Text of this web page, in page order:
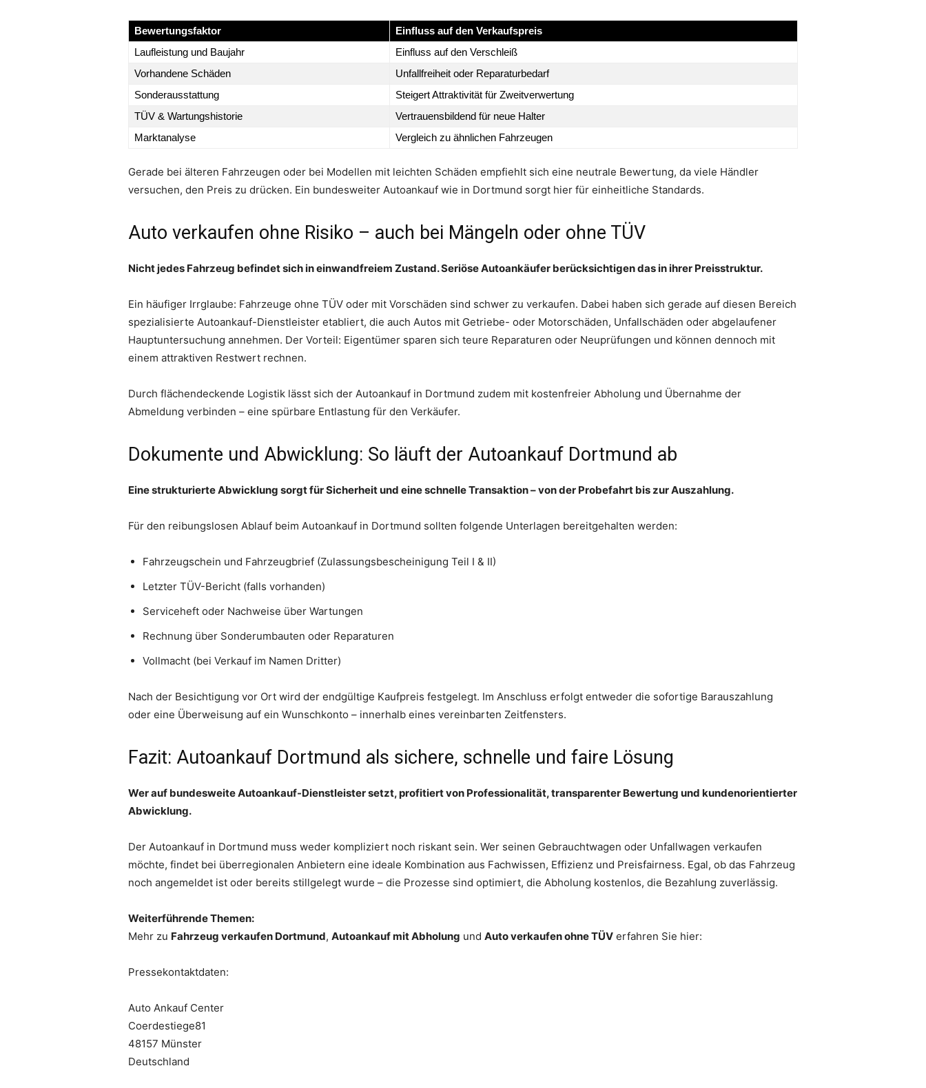
Bewertungsfaktor
Einfluss auf den Verkaufspreis
Laufleistung und Baujahr
Einfluss auf den Verschleiß
Vorhandene Schäden
Unfallfreiheit oder Reparaturbedarf
Sonderausstattung
Steigert Attraktivität für Zweitverwertung
TÜV & Wartungshistorie
Vertrauensbildend für neue Halter
Marktanalyse
Vergleich zu ähnlichen Fahrzeugen
Gerade bei älteren Fahrzeugen oder bei Modellen mit leichten Schäden empfiehlt sich eine neutrale Bewertung, da viele Händler
versuchen, den Preis zu drücken. Ein bundesweiter Autoankauf wie in Dortmund sorgt hier für einheitliche Standards.
Auto verkaufen ohne Risiko – auch bei Mängeln oder ohne TÜV
Nicht jedes Fahrzeug befindet sich in einwandfreiem Zustand. Seriöse Autoankäufer berücksichtigen das in ihrer Preisstruktur.
Ein häufiger Irrglaube: Fahrzeuge ohne TÜV oder mit Vorschäden sind schwer zu verkaufen. Dabei haben sich gerade auf diesen Bereich
spezialisierte Autoankauf-Dienstleister etabliert, die auch Autos mit Getriebe- oder Motorschäden, Unfallschäden oder abgelaufener
Hauptuntersuchung annehmen. Der Vorteil: Eigentümer sparen sich teure Reparaturen oder Neuprüfungen und können dennoch mit
einem attraktiven Restwert rechnen.
Durch flächendeckende Logistik lässt sich der Autoankauf in Dortmund zudem mit kostenfreier Abholung und Übernahme der
Abmeldung verbinden – eine spürbare Entlastung für den Verkäufer.
Dokumente und Abwicklung: So läuft der Autoankauf Dortmund ab
Eine strukturierte Abwicklung sorgt für Sicherheit und eine schnelle Transaktion – von der Probefahrt bis zur Auszahlung.
Für den reibungslosen Ablauf beim Autoankauf in Dortmund sollten folgende Unterlagen bereitgehalten werden:
Fahrzeugschein und Fahrzeugbrief (Zulassungsbescheinigung Teil I & II)
Letzter TÜV-Bericht (falls vorhanden)
Serviceheft oder Nachweise über Wartungen
Rechnung über Sonderumbauten oder Reparaturen
Vollmacht (bei Verkauf im Namen Dritter)
Nach der Besichtigung vor Ort wird der endgültige Kaufpreis festgelegt. Im Anschluss erfolgt entweder die sofortige Barauszahlung
oder eine Überweisung auf ein Wunschkonto – innerhalb eines vereinbarten Zeitfensters.
Fazit: Autoankauf Dortmund als sichere, schnelle und faire Lösung
Wer auf bundesweite Autoankauf-Dienstleister setzt, profitiert von Professionalität, transparenter Bewertung und kundenorientierter
Abwicklung.
Der Autoankauf in Dortmund muss weder kompliziert noch riskant sein. Wer seinen Gebrauchtwagen oder Unfallwagen verkaufen
möchte, findet bei überregionalen Anbietern eine ideale Kombination aus Fachwissen, Effizienz und Preisfairness. Egal, ob das Fahrzeug
noch angemeldet ist oder bereits stillgelegt wurde – die Prozesse sind optimiert, die Abholung kostenlos, die Bezahlung zuverlässig.
Weiterführende Themen:
Mehr zu Fahrzeug verkaufen Dortmund, Autoankauf mit Abholung und Auto verkaufen ohne TÜV erfahren Sie hier:
Pressekontaktdaten:
Auto Ankauf Center
Coerdestiege81
48157 Münster
Deutschland